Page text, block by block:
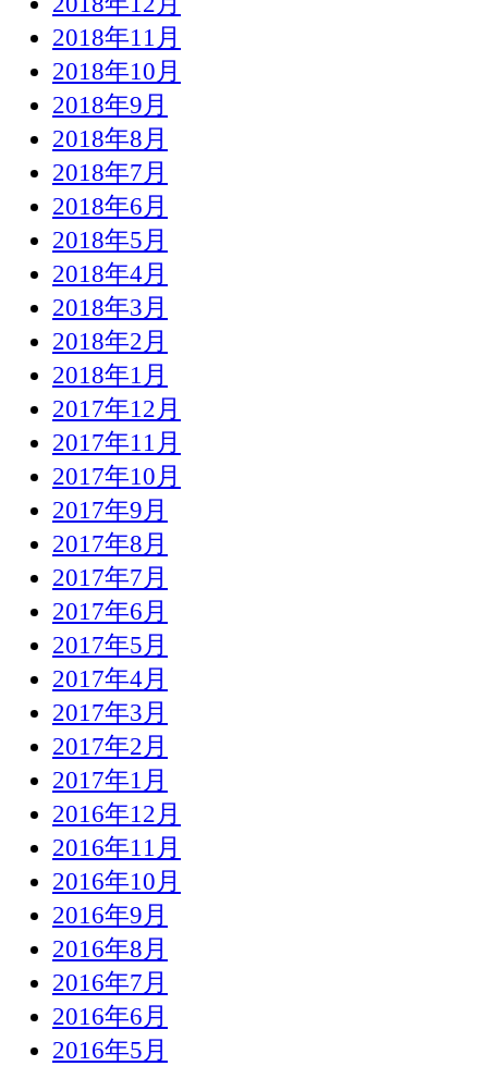
2018年11月
2018年10月
2018年9月
2018年8月
2018年7月
2018年6月
2018年5月
2018年4月
2018年3月
2018年2月
2018年1月
2017年12月
2017年11月
2017年10月
2017年9月
2017年8月
2017年7月
2017年6月
2017年5月
2017年4月
2017年3月
2017年2月
2017年1月
2016年12月
2016年11月
2016年10月
2016年9月
2016年8月
2016年7月
2016年6月
2016年5月